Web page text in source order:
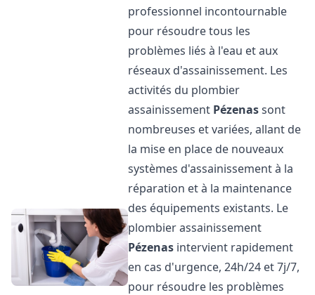
professionnel incontournable
pour résoudre tous les
problèmes liés à l'eau et aux
réseaux d'assainissement. Les
activités du plombier
assainissement Pézenassont
nombreuses et variées, allant de
la mise en place de nouveaux
systèmes d'assainissement à la
réparation et à la maintenance
des équipements existants. Le
plombier assainissement
Pézenas intervient rapidement
en cas d'urgence, 24h/24 et 7j/7,
pour résoudre les problèmes